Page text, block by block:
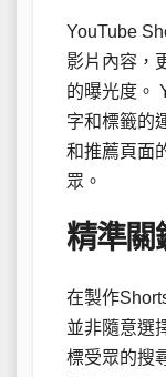
YouTube
影片內容，
的曝光度。
字和標籤的
和推薦頁面
眾。
精準關
在製作
並非隨意選
標受眾的搜